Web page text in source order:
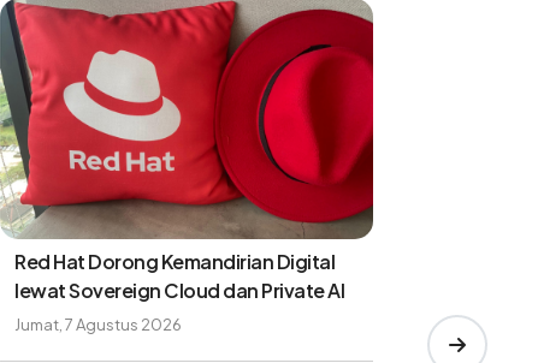
Red Hat Dorong Kemandirian Digital
lewat Sovereign Cloud dan Private AI
Jumat, 7 Agustus 2026